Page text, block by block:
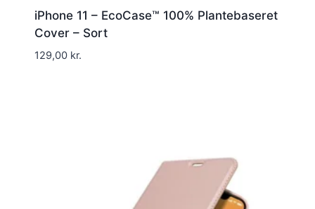
iPhone 11 – EcoCase™ 100% Plantebaseret
Cover – Sort
129,00 kr.